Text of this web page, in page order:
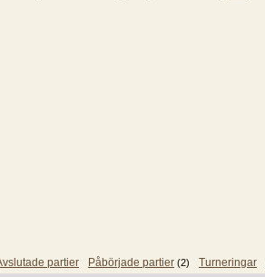
partier Påbörjade partier (2) Turneringar